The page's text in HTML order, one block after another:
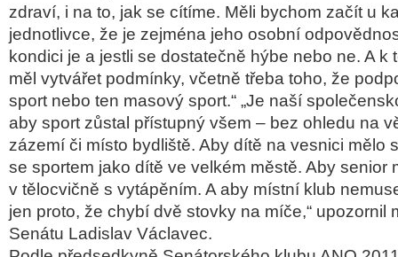
zdraví, i na to, jak se cítíme. Měli bychom začít u
jednotlivce, že je zejména jeho osobní
kondici je a jestli se dostatečně hýbe nebo ne. A k
měl vytvářet podmínky, včetně třeba toho, že
sport nebo ten masový sport.“ „Je naší
aby sport zůstal přístupný všem – bez ohledu na
zázemí či místo bydliště. Aby dítě na vesnici mělo
se sportem jako dítě ve velkém městě. Aby senior
v tělocvičně s vytápěním. A aby místní klub
jen proto, že chybí dvě stovky na míče,“ upozornil
Senátu Ladislav Václavec.